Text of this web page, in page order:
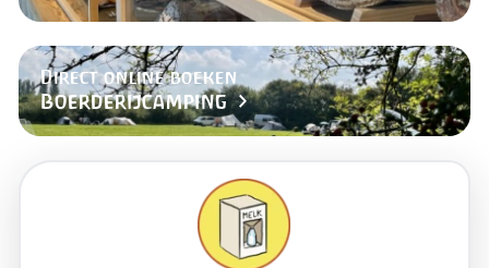
Direct online boeken
Boerderijcamping